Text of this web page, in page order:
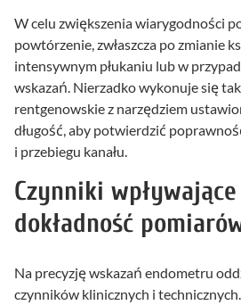
W celu zwiększenia wiarygodności
powtórzenie, zwłaszcza po zmianie
intensywnym płukaniu lub w
wskazań. Nierzadko wykonuje się
rentgenowskie z narzędziem
długość, aby potwierdzić
i przebiegu kanału.
Czynniki
dokładność
Na precyzję wskazań endometru
czynników klinicznych i